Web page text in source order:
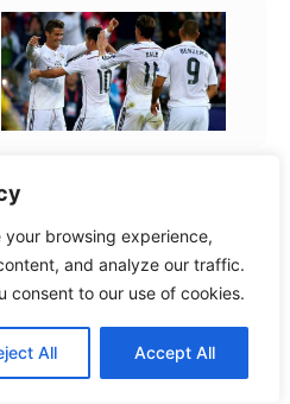
your browsing experience,
and analyze our traffic.
consent to our use of cookies.
All Accept All